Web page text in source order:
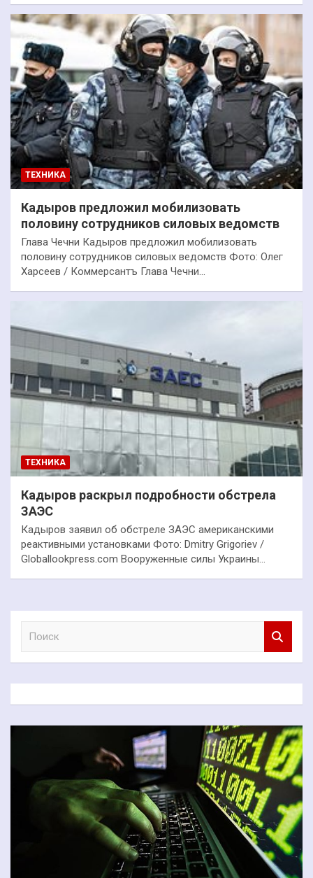
ТЕХНИКА
Кадыров предложил мобилизовать
половину сотрудников силовых ведомств
Глава Чечни Кадыров предложил мобилизовать
половину сотрудников силовых ведомств Фото: Олег
Харсеев / Коммерсантъ Глава Чечни…
ТЕХНИКА
Кадыров раскрыл подробности обстрела
ЗАЭС
Кадыров заявил об обстреле ЗАЭС американскими
реактивными установками Фото: Dmitry Grigoriev /
Globallookpress.com Вооруженные силы Украины…
к